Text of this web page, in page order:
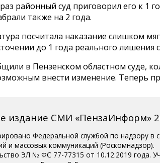
районный суд приговорил его к 1
также на 2 года.
посчитала наказание слишком
до 1 года реального
в Пензенском областном суде,
внести изменение. Теперь
издание СМИ «ПензаИнформ»
Федеральной службой по надзору
и массовых коммуникаций (Роскомнадзор).
ЭЛ № ФС 77-77315 от 10.12.2019 года.